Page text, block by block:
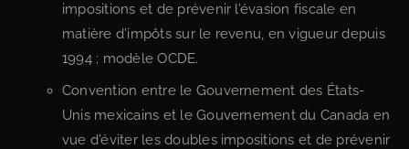
impositions et de prévenir l’évasion fiscale en
matière d’impôts sur le revenu, en vigueur depuis
1994 ; modèle OCDE.
Convention entre le Gouvernement des États-
Unis mexicains et le Gouvernement du Canada en
vue d’éviter les doubles impositions et de prévenir